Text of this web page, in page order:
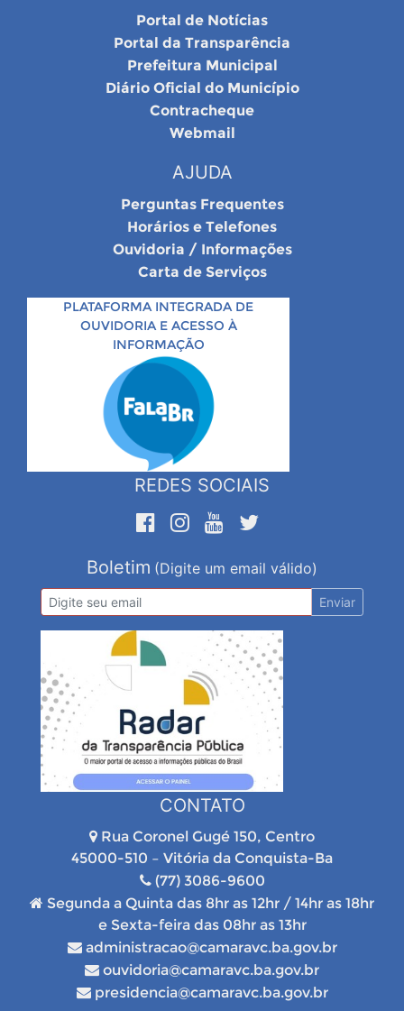
Portal de Notícias
Portal da Transparência
Prefeitura Municipal
Diário Oficial do Município
Contracheque
Webmail
AJUDA
Perguntas Frequentes
Horários e Telefones
Ouvidoria / Informações
Carta de Serviços
PLATAFORMA INTEGRADA DE
OUVIDORIA E ACESSO À
INFORMAÇÃO
REDES SOCIAIS
Boletim (Digite um email válido)
Enviar
CONTATO
Rua Coronel Gugé 150, Centro
45000-510 – Vitória da Conquista-Ba
(77) 3086-9600
Segunda a Quinta das 8hr as 12hr / 14hr as 18hr
e Sexta-feira das 08hr as 13hr
administracao@camaravc.ba.gov.br
ouvidoria@camaravc.ba.gov.br
presidencia@camaravc.ba.gov.br